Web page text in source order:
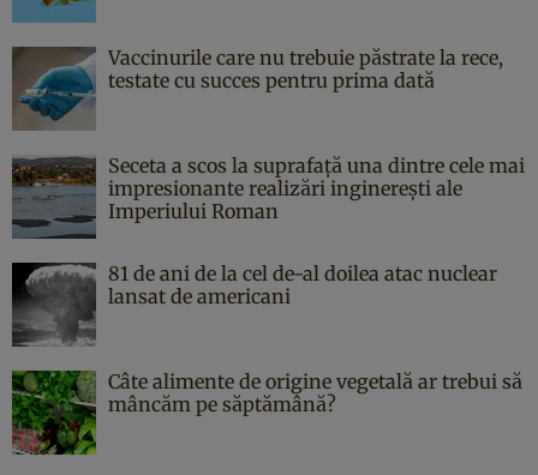
Vaccinurile care nu trebuie păstrate la rece,
testate cu succes pentru prima dată
Seceta a scos la suprafață una dintre cele mai
impresionante realizări inginerești ale
Imperiului Roman
81 de ani de la cel de-al doilea atac nuclear
lansat de americani
Câte alimente de origine vegetală ar trebui să
mâncăm pe săptămână?